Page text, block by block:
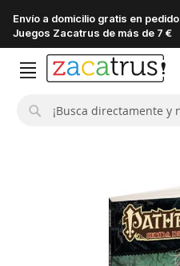
Envío a domicilio gratis en
Juegos Zacatrus de más de 7 €